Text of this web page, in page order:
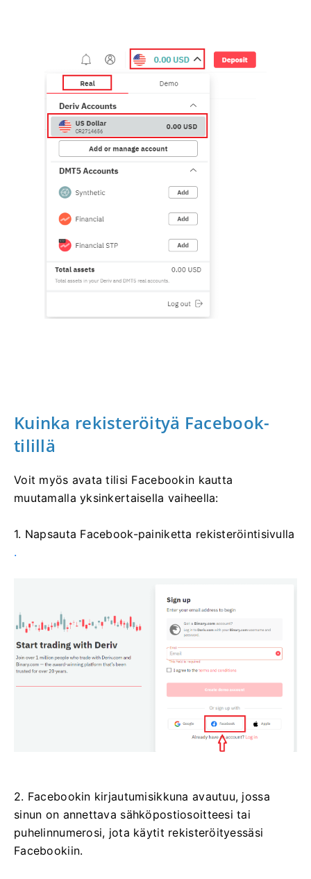
Kuinka rekisteröityä Facebook-
tilillä
Voit myös avata tilisi Facebookin kautta
muutamalla yksinkertaisella vaiheella:
1. Napsauta Facebook-painiketta rekisteröintisivulla
.
2. Facebookin kirjautumisikkuna avautuu, jossa
sinun on annettava sähköpostiosoitteesi tai
puhelinnumerosi, jota käytit rekisteröityessäsi
Facebookiin.